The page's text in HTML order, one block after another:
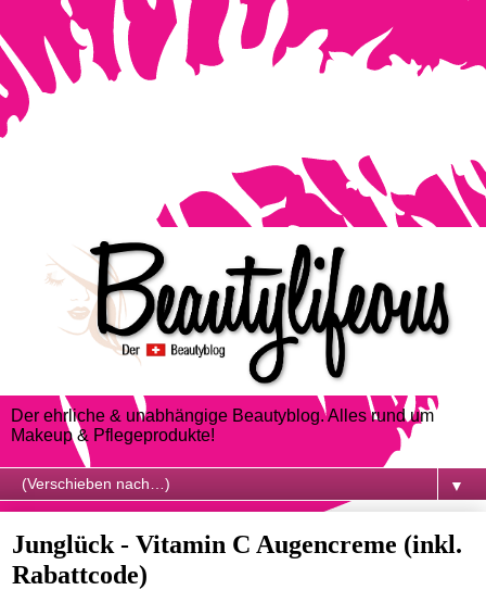
Der ehrliche & unabhängige Beautyblog. Alles rund um
Makeup & Pflegeprodukte!
▼
Junglück - Vitamin C Augencreme (inkl.
Rabattcode)